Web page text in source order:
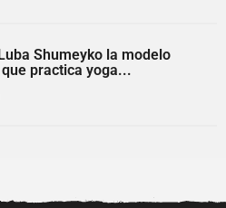
Shumeyko la modelo
practica yoga...